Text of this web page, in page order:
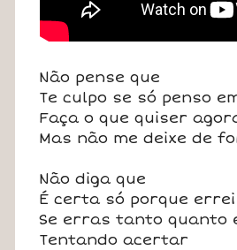
Não pense que
Te culpo se só penso
Faça o que quiser
Mas não me deixe de
Não diga que
É certa só porque errei
Se erras tanto quanto
Tentando acertar